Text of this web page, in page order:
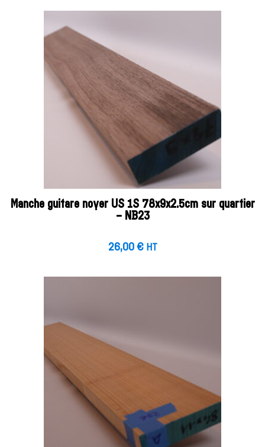
Manche guitare noyer US 1S 78x9x2.5cm sur quartier
– NB23
26,00 € HT